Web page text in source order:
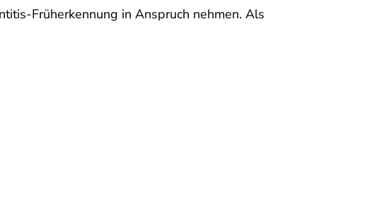
Früherkennung in Anspruch nehmen. Als